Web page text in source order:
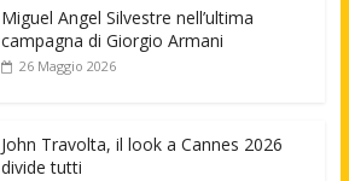
Miguel Angel Silvestre nell’ultima
campagna di Giorgio Armani
26 Maggio 2026
John Travolta, il look a Cannes 2026
divide tutti